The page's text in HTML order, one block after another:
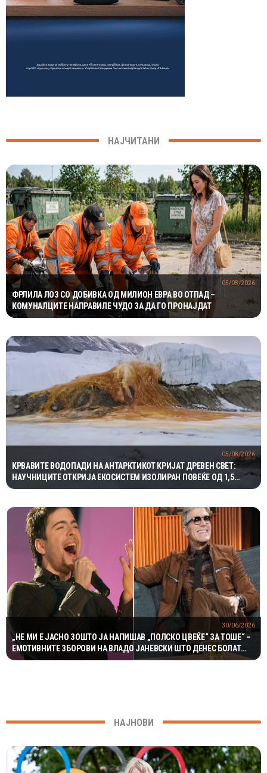
НАЈЧИТАНИ
ФРЛИЛА ЛОЗ СО ДОБИВКА ОД МИЛИОН ЕВРА ВО ОТПАД –
КОМУНАЛЦИТЕ НАПРАВИЛЕ ЧУДО ЗА ДА ГО ПРОНАЈДАТ
05/08/2026
КРВАВИТЕ ВОДОПАДИ НА АНТАРКТИКОТ КРИЈАТ ДРЕВЕН СВЕТ:
НАУЧНИЦИТЕ ОТКРИЈА ЕКОСИСТЕМ ИЗОЛИРАН ПОВЕЌЕ ОД 1,5
МИЛИОНИ ГОДИНИ
05/08/2026
„НЕ МИ Е ЈАСНО ЗОШТО ЈА НАПИШАВ „ПОЛСКО ЦВЕЌЕ“ ЗА ТОШЕ“ –
ЕМОТИВНИТЕ ЗБОРОВИ НА ВЛАДО ЈАНЕВСКИ ШТО ДЕНЕС БОЛАТ
УШТЕ ПОВЕЌЕ
30/06/2026
НАЈНОВИ